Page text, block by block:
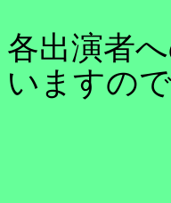
各出演者
いますの